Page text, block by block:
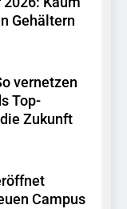
Gehältern
vernetzen
Top-
Zukunft
Campus